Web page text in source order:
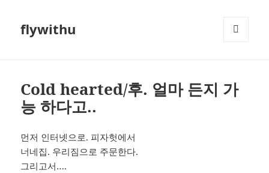
flywithu
Cold hearted/후. 얼마 든지 가
능 하다고..
먼저 인터넷으로. 피자헛에서
너네집. 우리짐으로 주문한다.
그리고서….